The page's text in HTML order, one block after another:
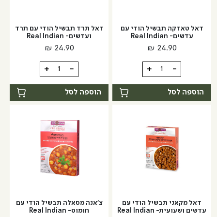
דאל טאדקה תבשיל הודי עם
עדשים- Real Indian
₪ 24.90
-
כמות
של
דאל
טאדקה
הודי
עם
עדשים-
Real
Indian
+
הוספה לסל
דאל תרד תבשיל הודי עם תרד
ועדשים- Real Indian
₪ 24.90
-
כמות
של
דאל
תרד
הודי
עם
תרד
ועדשים-
Real
+
הוספה לסל
דאל מקאני תבשיל הודי עם
עדשים ושעועית- Real Indian
צ'אנה מסאלה תבשיל הודי עם
חומוס- Real Indian